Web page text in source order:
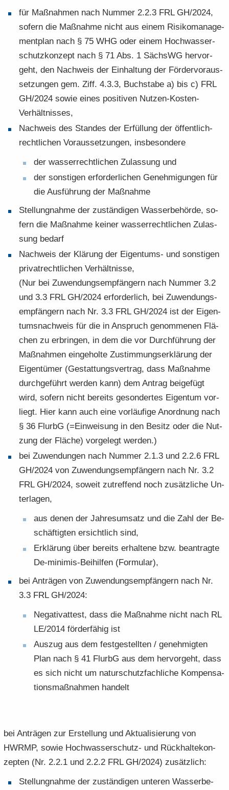
für Maß­nah­men nach Num­mer 2.2.3 FRL GH/2024,
so­fern die Maß­nah­me nicht aus einem Ri­si­ko­ma­nage­
ment­plan nach § 75 WHG oder einem Hoch­was­ser­
schutz­kon­zept nach § 71 Abs. 1 SächsWG her­vor­
geht, den Nach­weis der Ein­hal­tung der För­der­vor­aus­
set­zun­gen gem. Ziff. 4.3.3, Buch­sta­be a) bis c) FRL
GH/2024 sowie eines po­si­ti­ven Nutzen-​Kosten-
Verhältnisses,
Nach­weis des Stan­des der Er­fül­lung der öffentlich-​
rechtlichen Vor­aus­set­zun­gen, ins­be­son­de­re
der was­ser­recht­li­chen Zu­las­sung und
der sons­ti­gen er­for­der­li­chen Ge­neh­mi­gun­gen für
die Aus­füh­rung der Maß­nah­me
Stel­lung­nah­me der zu­stän­di­gen Was­ser­be­hör­de, so­
fern die Maß­nah­me kei­ner was­ser­recht­li­chen Zu­las­
sung be­darf
Nach­weis der Klä­rung der Eigentums-​ und sons­ti­gen
pri­vat­recht­li­chen Ver­hält­nis­se,
(Nur bei Zu­wen­dungs­emp­fän­gern nach Num­mer 3.2
und 3.3 FRL GH/2024 er­for­der­lich, bei Zu­wen­dungs­
emp­fän­gern nach Nr. 3.3 FRL GH/2024 ist der Ei­gen­
tums­nach­weis für die in An­spruch ge­nom­me­nen Flä­
chen zu er­brin­gen, in dem die vor Durch­füh­rung der
Maß­nah­men ein­ge­hol­te Zu­stim­mungs­er­klä­rung der
Ei­gen­tü­mer (Ge­stat­tungs­ver­trag, dass Maß­nah­me
durch­ge­führt wer­den kann) dem An­trag bei­gefügt
wird, so­fern nicht be­reits ge­son­der­tes Ei­gen­tum vor­
liegt. Hier kann auch eine vor­läu­fi­ge An­ord­nung nach
§ 36 FlurbG (=Ein­wei­sung in den Be­sitz oder die Nut­
zung der Flä­che) vor­ge­legt wer­den.)
bei Zu­wen­dun­gen nach Num­mer 2.1.3 und 2.2.6 FRL
GH/2024 von Zu­wen­dungs­emp­fän­gern nach Nr. 3.2
FRL GH/2024, so­weit zu­tref­fend noch zu­sätz­li­che Un­
ter­la­gen,
aus denen der Jah­res­um­satz und die Zahl der Be­
schäf­tig­ten er­sicht­lich sind,
Er­klä­rung über be­reits er­hal­te­ne bzw. be­an­trag­te
De-​minimis-Beihilfen (For­mu­lar),
bei An­trä­gen von Zu­wen­dungs­emp­fän­gern nach Nr.
3.3 FRL GH/2024:
Ne­ga­tivat­test, dass die Maß­nah­me nicht nach RL
LE/2014 för­der­fä­hig ist
Aus­zug aus dem fest­ge­stell­ten / ge­neh­mig­ten
Plan nach § 41 FlurbG aus dem her­vor­geht, dass
es sich nicht um na­tur­schutz­fach­li­che Kom­pen­sa­
ti­ons­maß­nah­men han­delt
bei An­trä­gen zur Er­stel­lung und Ak­tua­li­sie­rung von
HWRMP, sowie Hochwasserschutz-​ und Rück­hal­te­kon­
zep­ten (Nr. 2.2.1 und 2.2.2 FRL GH/2024) zu­sätz­lich:
Stel­lung­nah­me der zu­stän­di­gen un­te­ren Was­ser­be­